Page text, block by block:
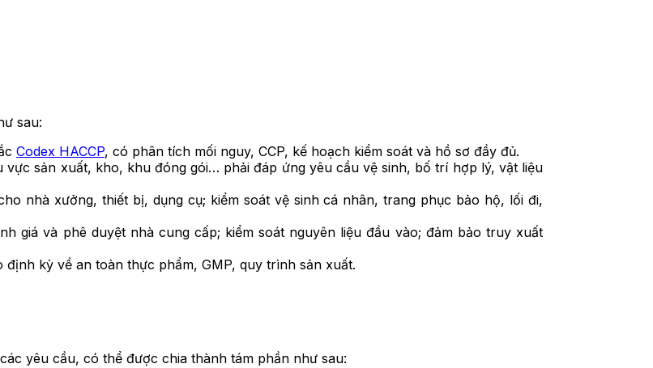
sau:
Codex HACCP, có phân tích mối nguy, CCP, kế hoạch kiểm soát và hồ sơ đầy đủ.
vực sản xuất, kho, khu đóng gói… phải đáp ứng yêu cầu vệ sinh, bố trí hợp lý, vật liệu
nhà xưởng, thiết bị, dụng cụ; kiểm soát vệ sinh cá nhân, trang phục bảo hộ, lối đi,
giá và phê duyệt nhà cung cấp; kiểm soát nguyên liệu đầu vào; đảm bảo truy xuất
định kỳ về an toàn thực phẩm, GMP, quy trình sản xuất.
yêu cầu, có thể được chia thành tám phần như sau: